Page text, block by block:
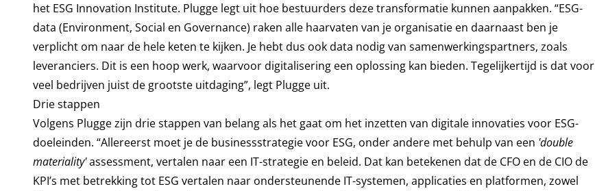
het ESG Innovation Institute. Plugge legt uit hoe bestuurders deze transformatie kunnen aanpakken. “ESG-
data (Environment, Social en Governance) raken alle haarvaten van je organisatie en daarnaast ben je
verplicht om naar de hele keten te kijken. Je hebt dus ook data nodig van samenwerkingspartners, zoals
leveranciers. Dit is een hoop werk, waarvoor digitalisering een oplossing kan bieden. Tegelijkertijd is dat voor
veel bedrijven juist de grootste uitdaging”, legt Plugge uit.
Drie stappen
Volgens Plugge zijn drie stappen van belang als het gaat om het inzetten van digitale innovaties voor ESG-
doeleinden. “Allereerst moet je de businessstrategie voor ESG, onder andere met behulp van een 'double
materiality'assessment, vertalen naar een IT-strategie en beleid. Dat kan betekenen dat de CFO en de CIO de
KPI’s met betrekking tot ESG vertalen naar ondersteunende IT-systemen, applicaties en platformen, zowel